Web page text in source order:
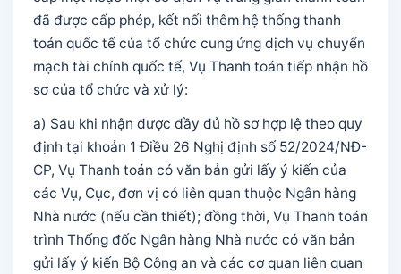
đã được cấp phép, kết nối thêm hệ thống thanh
toán quốc tế của tổ chức cung ứng dịch vụ chuyển
mạch tài chính quốc tế, Vụ Thanh toán tiếp nhận hồ
sơ của tổ chức và xử lý:
a) Sau khi nhận được đầy đủ hồ sơ hợp lệ theo quy
định tại khoản 1 Điều 26 Nghị định số 52/2024/NĐ-
CP, Vụ Thanh toán có văn bản gửi lấy ý kiến của
các Vụ, Cục, đơn vị có liên quan thuộc Ngân hàng
Nhà nước (nếu cần thiết); đồng thời, Vụ Thanh toán
trình Thống đốc Ngân hàng Nhà nước có văn bản
gửi lấy ý kiến Bộ Công an và các cơ quan liên quan